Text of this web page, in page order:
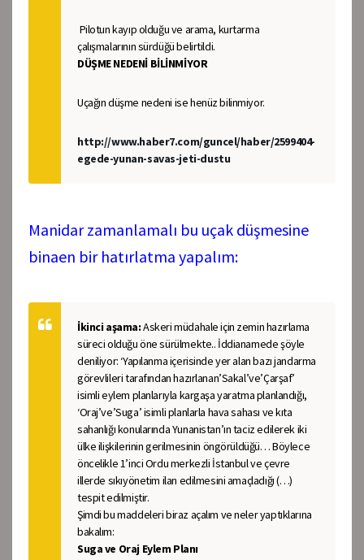
Pilotun kayıp olduğu ve arama, kurtarma
çalışmalarının sürdüğü belirtildi.
DÜŞME NEDENİ BİLİNMİYOR
Uçağın düşme nedeni ise henüz bilinmiyor.
http://www.haber7.com/guncel/haber/2599404-
egede-yunan-savas-jeti-dustu
Manidar zamanlamalı bu uçak düşmesine
binaen bir hatırlatma yapalım:
İkinci aşama:Askeri müdahale için zemin hazırlama
süreci olduğu öne sürülmekte.. İddianamede şöyle
deniliyor: ‘Yapılanma içerisinde yer alan bazı jandarma
görevlileri tarafından hazırlanan’Sakal’ve’Çarşaf’
isimli eylem planlarıyla kargaşa yaratma planlandığı,
‘Oraj’ve’Suga’ isimli planlarla hava sahası ve kıta
sahanlığı konularında Yunanistan’ın taciz edilerek iki
ülke ilişkilerinin gerilmesinin öngörüldüğü… Böylece
öncelikle 1’inci Ordu merkezli İstanbul ve çevre
illerde sıkıyönetim ilan edilmesini amaçladığı (…)
tespit edilmiştir.
Şimdi bu maddeleri biraz açalım ve neler yaptıklarına
bakalım:
Suga ve Oraj Eylem Planı